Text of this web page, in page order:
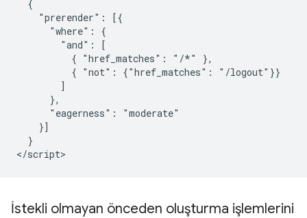
  {
    "prerender": [{
      "where": {
        "and": [
          { "href_matches": "/*" },
          { "not": {"href_matches": "/logout"}}
        ]
      },
      "eagerness": "moderate"
    }]
  }
İstekli olmayan önceden oluşturma işlemlerini